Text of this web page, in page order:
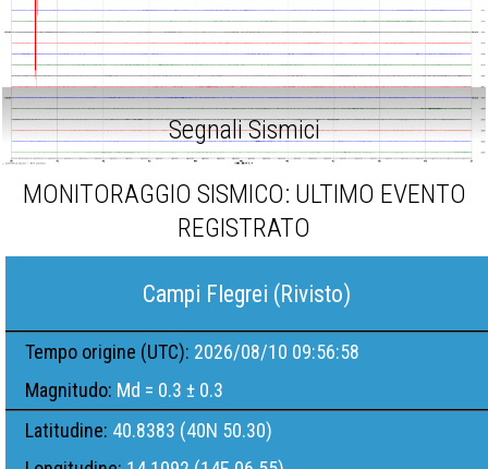
Segnali Sismici
MONITORAGGIO SISMICO: ULTIMO EVENTO
REGISTRATO